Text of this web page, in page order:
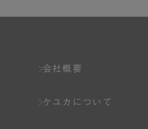
ト上のページへの入力、ま
会社概要
ケユカについて